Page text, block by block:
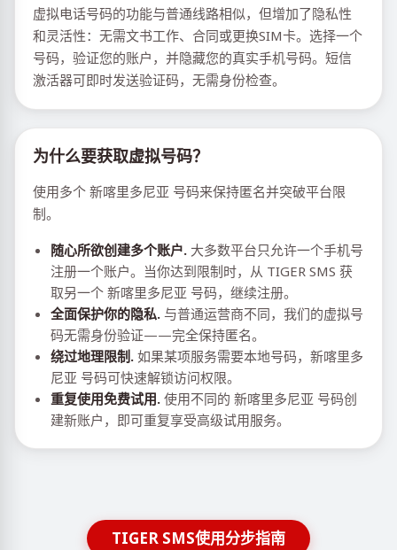
虚拟电话号码的功能与普通线路相似，但增加了隐私性
和灵活性：无需文书工作、合同或更换SIM卡。选择一个
号码，验证您的账户，并隐藏您的真实手机号码。短信
激活器可即时发送验证码，无需身份检查。
为什么要获取虚拟号码？
使用多个 新喀里多尼亚 号码来保持匿名并突破平台限
制。
随心所欲创建多个账户. 大多数平台只允许一个手机号
注册一个账户。当你达到限制时，从 TIGER SMS 获
取另一个 新喀里多尼亚 号码，继续注册。
全面保护你的隐私. 与普通运营商不同，我们的虚拟号
码无需身份验证——完全保持匿名。
绕过地理限制. 如果某项服务需要本地号码，新喀里多
尼亚 号码可快速解锁访问权限。
重复使用免费试用. 使用不同的 新喀里多尼亚 号码创
建新账户，即可重复享受高级试用服务。
TIGER SMS使用分步指南